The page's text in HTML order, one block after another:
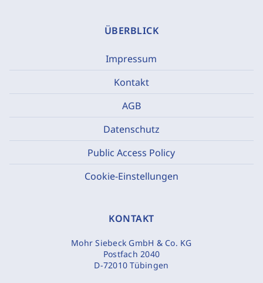
ÜBERBLICK
Impressum
Kontakt
AGB
Datenschutz
Public Access Policy
Cookie-Einstellungen
KONTAKT
Mohr Siebeck GmbH & Co. KG
Postfach 2040
D-72010 Tübingen